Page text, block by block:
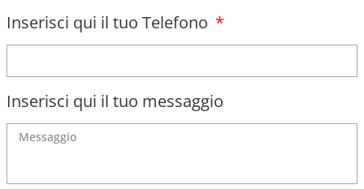
Inserisci qui il tuo Telefono
Inserisci qui il tuo messaggio